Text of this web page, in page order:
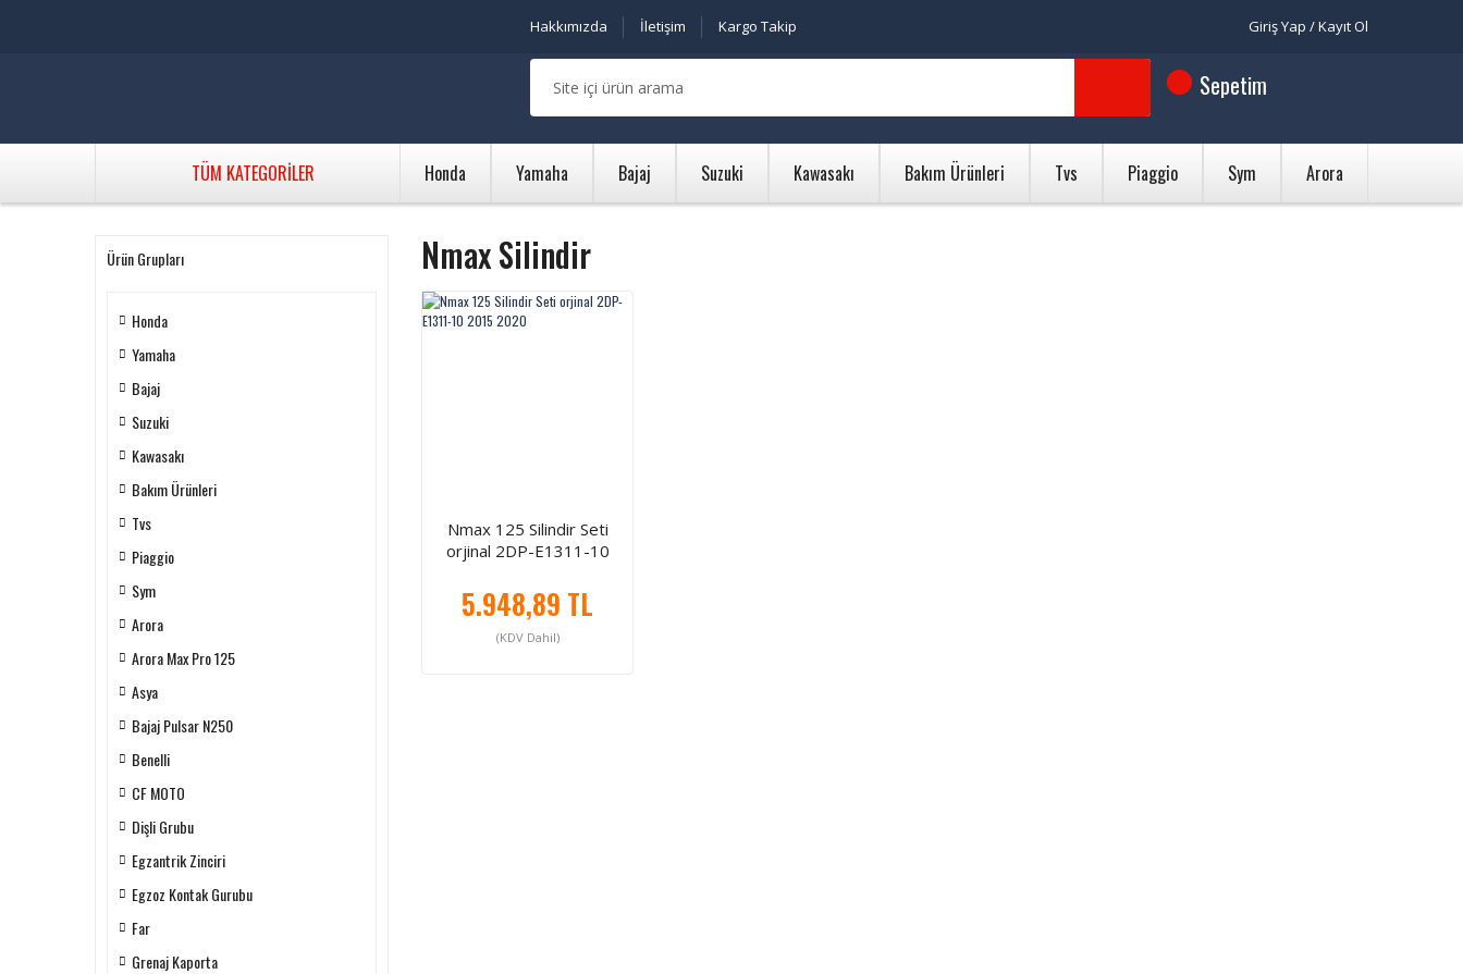
Hakkımızda İletişim Kargo Takip Giriş Yap / Kayıt Ol
Sepetim
TÜM KATEGORİLER Honda Yamaha Bajaj Suzuki Kawasakı Bakım Ürünleri Tvs Piaggio Sym Arora
Ürün Grupları
Honda
Yamaha
Bajaj
Suzuki
Kawasakı
Bakım Ürünleri
Tvs
Piaggio
Sym
Arora
Arora Max Pro 125
Asya
Bajaj Pulsar N250
Benelli
CF MOTO
Dişli Grubu
Egzantrik Zinciri
Egzoz Kontak Gurubu
Far
Grenaj Kaporta
Nmax Silindir
Nmax 125 Silindir Seti
orjinal 2DP-E1311-10
5.948,89 TL
(KDV Dahil)